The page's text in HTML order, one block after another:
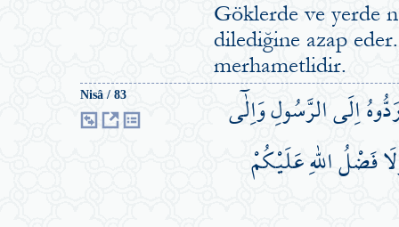
Göklerde ve yerde
dilediğine azap
merhametlidir.
Nisâ / 83
اِلَى الرَّسُولِ وَاِلٰٓى
فَضْلُ اللّٰهِ عَلَيْكُمْ